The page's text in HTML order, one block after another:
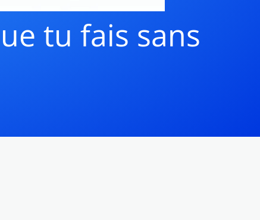
tu fais sans